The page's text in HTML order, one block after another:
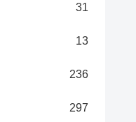
31
13
236
297